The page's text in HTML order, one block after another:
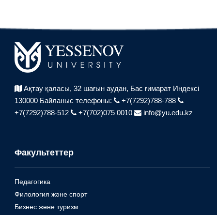
Ақтау қаласы, 32 шағын аудан, Бас ғимарат Индексі
130000 Байланыс телефоны:
+7(7292)788-788
+7(7292)788-512
+7(702)075 0010 info@yu.edu.kz
Факультеттер
Педагогика
Филология және спорт
Бизнес және туризм